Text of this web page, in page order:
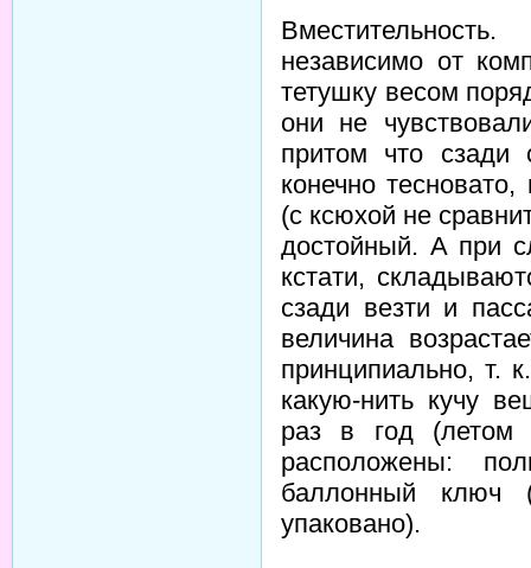
независимо от
тетушку весом
они не
притом что
конечно
(с ксюхой не
достойный. А при
кстати,
сзади везти и
величина
принципиально, т.
какую-нить кучу
раз в год (летом
расположены:
баллонный ключ
упаковано).